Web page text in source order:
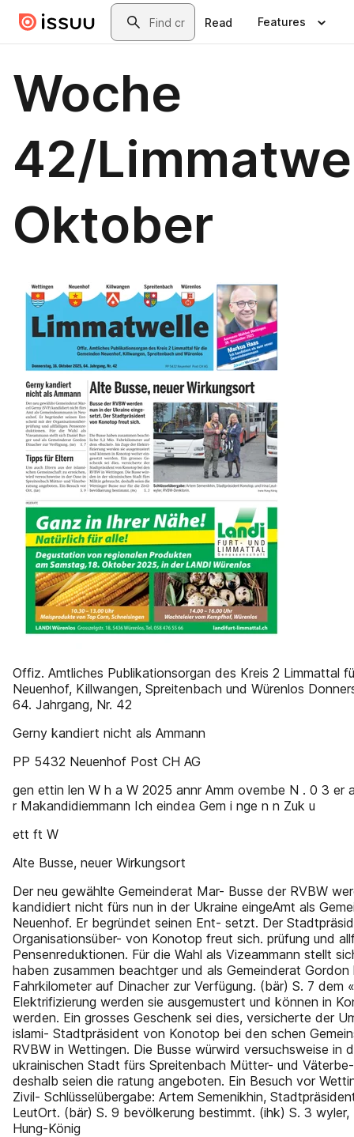
Skip to main contentSearch
Read Features
Woche
42/
Oktober
Offiz. Amtliches Publikationsorgan des Kreis 2 Limmattal
Neuenhof, Killwangen, Spreitenbach und Würenlos
64. Jahrgang, Nr. 42
Gerny kandiert nicht als Ammann
PP 5432 Neuenhof Post CH AG
gen ettin len W h a W 2025 annr Amm ovembe N . 0 3 er
r Makandidiemmann Ich eindea Gem i nge n n Zuk u
ett ft W
Alte Busse, neuer Wirkungsort
Der neu gewählte Gemeinderat Mar- Busse der RVBW
kandidiert nicht fürs nun in der Ukraine eingeAmt als
Neuenhof. Er begründet seinen Ent- setzt. Der
Organisationsüber- von Konotop freut sich. prüfung und
Pensenreduktionen. Für die Wahl als Vizeammann stellt
haben zusammen beachtger und als Gemeinderat
Fahrkilometer auf Dinacher zur Verfügung. (bär) S. 7 dem
Elektrifizierung werden sie ausgemustert und können in
werden. Ein grosses Geschenk sei dies, versicherte der
islami- Stadtpräsident von Konotop bei den schen
RVBW in Wettingen. Die Busse würwird versuchsweise in
ukrainischen Stadt fürs Spreitenbach Mütter- und
deshalb seien die ratung angeboten. Ein Besuch vor
Zivil- Schlüsselübergabe: Artem Semenikhin,
LeutOrt. (bär) S. 9 bevölkerung bestimmt. (ihk) S. 3 wyler,
Hung-König